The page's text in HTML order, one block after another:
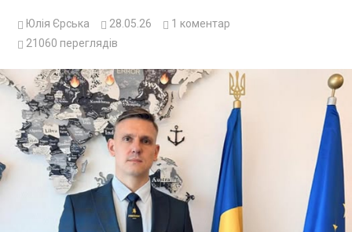
Юлія Єрська 28.05.26 1 коментар
21060 переглядів